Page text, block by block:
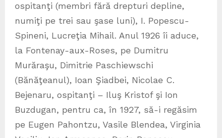
ospitanţi (membri fără drepturi depline,
numiţi pe trei sau şase luni), I. Popescu-
Spineni, Lucreţia Mihail. Anul 1926 îi aduce,
la Fontenay-aux-Roses, pe Dumitru
Murăraşu, Dimitrie Paschiewschi
(Bănăţeanul), Ioan Şiadbei, Nicolae C.
Bejenaru, ospitanţi – Iluş Kristof şi Ion
Buzdugan, pentru ca, în 1927, să-i regăsim
pe Eugen Pahontzu, Vasile Blendea, Virginia